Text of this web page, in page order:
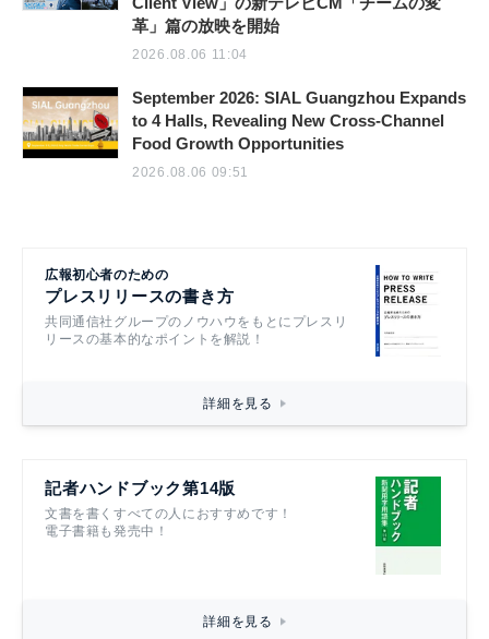
革」篇の放映を開始
2026.08.06 11:04
September 2026: SIAL Guangzhou Expands
to 4 Halls, Revealing New Cross-Channel
Food Growth Opportunities
2026.08.06 09:51
広報初心者のための
プレスリリースの書き方
共同通信社グループのノウハウをもとにプレスリ
リースの基本的なポイントを解説！
詳細を見る
記者ハンドブック第14版
文書を書くすべての人におすすめです！
電子書籍も発売中！
詳細を見る